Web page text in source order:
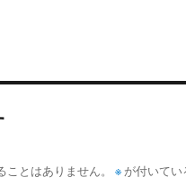
とはありません。 ※ が付いて